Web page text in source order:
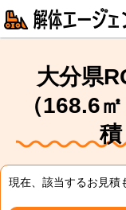
大分県
（168.6
現在、該当するお見積